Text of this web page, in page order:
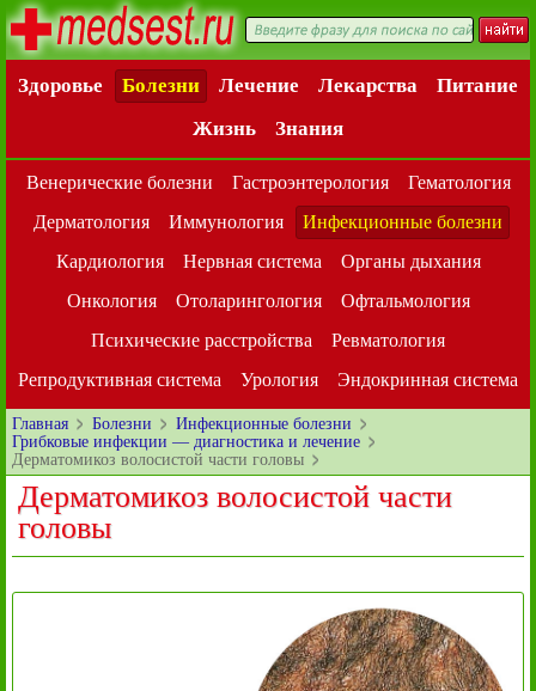
Здоровье Болезни Лечение Лекарства
Питание
Жизнь
Знания
Венерические болезни Гастроэнтерология
Гематология
Дерматология
Иммунология
Инфекционные болезни
Кардиология
Нервная система
Органы дыхания
Онкология
Отоларингология
Офтальмология
Психические расстройства
Ревматология
Репродуктивная система
Урология Эндокринная система
Главная Болезни
Инфекционные болезни
Грибковые инфекции — диагностика и лечение
Дерматомикоз волосистой части головы
Дерматомикоз волосистой части
головы